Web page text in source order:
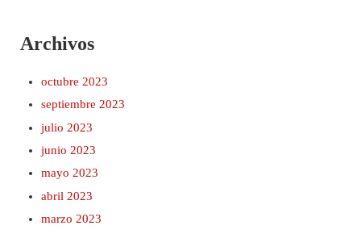
Archivos
octubre 2023
septiembre 2023
julio 2023
junio 2023
mayo 2023
abril 2023
marzo 2023